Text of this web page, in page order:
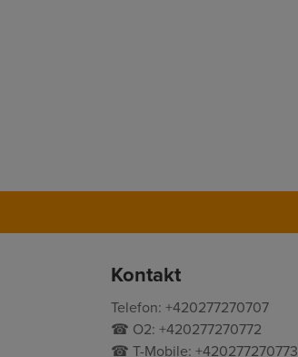
Kontakt
Telefon: +420277270707
☎ O2: +420277270772
☎ T-Mobile: +420277270773